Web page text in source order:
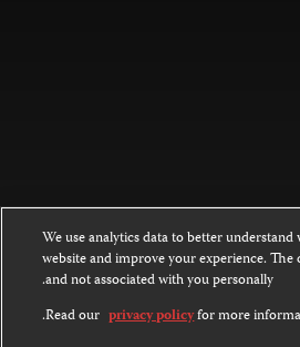
Except where noted, text on this website
Commons Attribution-
We use analytics data to better understand
website and improve your experience. The
and not associated with you personally.
Read our privacy policyfor more